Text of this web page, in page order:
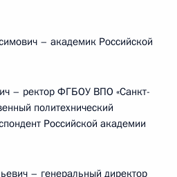
– академик Российской
– ректор ФГБОУ ВПО «Санкт-
политехнический
Российской академии
– генеральный директор